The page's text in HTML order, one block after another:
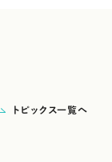
トピックス一覧へ